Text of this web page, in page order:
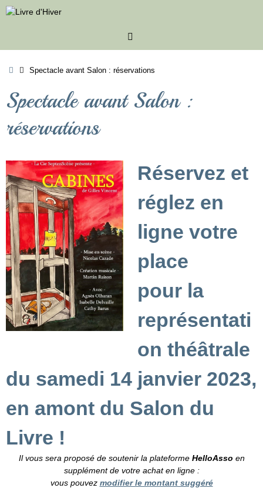
Passer
au
AccueilSpectacle avant Salon : réservations
Spectacle avant Salon :
réservations
Réservez et
réglez en
ligne votre
place
pour la
représentati
on théâtrale
du samedi 14 janvier 2023,
en amont du Salon du
Livre !
Il vous sera proposé de soutenir la plateforme HelloAsso en
supplément de votre achat en ligne :
vous pouvez modifier le montant suggéré